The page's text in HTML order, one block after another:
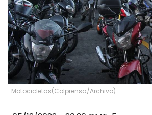
Motocicletas(Colprensa/Archivo)